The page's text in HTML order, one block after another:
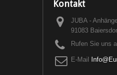
Kontakt
JUBA -
91083
Rufen Sie uns
E-Mail